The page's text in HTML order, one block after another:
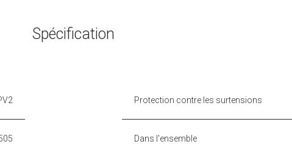
Spécification
Protection contre les surtensions
Dans l'ensemble